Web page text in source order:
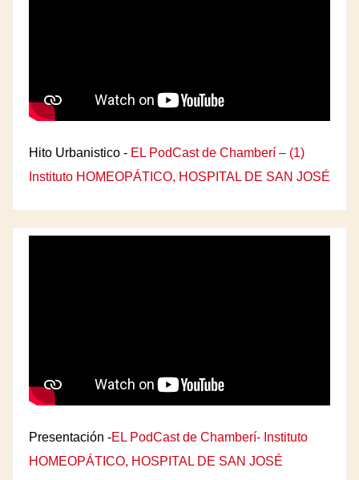
Hito Urbanistico - EL PodCast de Chamberí – (1)
Instituto HOMEOPÁTICO, HOSPITAL DE SAN JOSÉ
Presentación -EL PodCast de Chamberí- Instituto
HOMEOPÁTICO, HOSPITAL DE SAN JOSÉ